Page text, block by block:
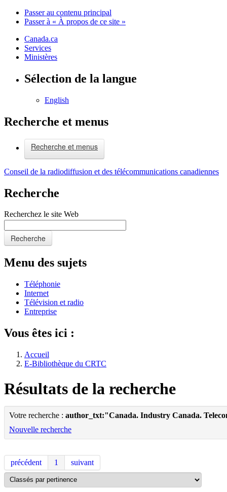
Passer au contenu principal
Passer à « À propos de ce site »
Canada.ca
Services
Ministères
Sélection de la langue
English
Recherche et menus
Recherche et menus
Conseil de la radiodiffusion et des télécommunications canadiennes
Recherche
Recherchez le site Web
Recherche
Menu des sujets
Téléphonie
Internet
Télévision et radio
Entreprise
Vous êtes ici :
Accueil
E-Bibliothèque du CRTC
Résultats de la recherche
Votre recherche : author_txt:"Canada. Industry Canada.
Nouvelle recherche
précédent 1 suivant